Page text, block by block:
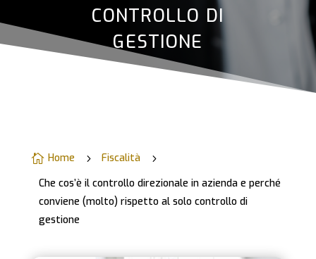
CONTROLLO DI
GESTIONE
 Home 5 Fiscalità 5
Che cos’è il controllo direzionale in azienda e perché
conviene (molto) rispetto al solo controllo di
gestione